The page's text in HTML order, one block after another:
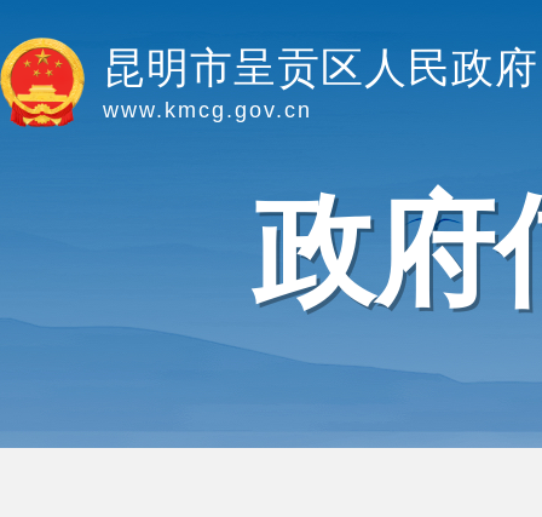
昆明市呈贡区人民政府
www.kmcg.gov.cn
政府